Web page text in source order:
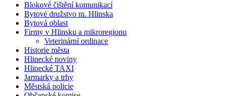
Blokové čištění komunikací
Bytové družstvo m. Hlinska
Bytová oblast
Firmy v Hlinsku a mikroregionu
Veterinární ordinace
Historie města
Hlinecké noviny
Hlinecké TAXI
Jarmarky a trhy
Městská policie